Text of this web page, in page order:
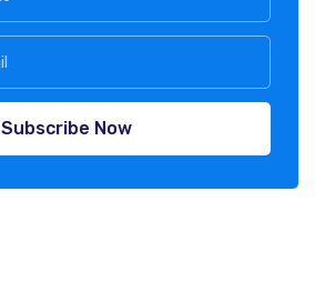
Subscribe Now